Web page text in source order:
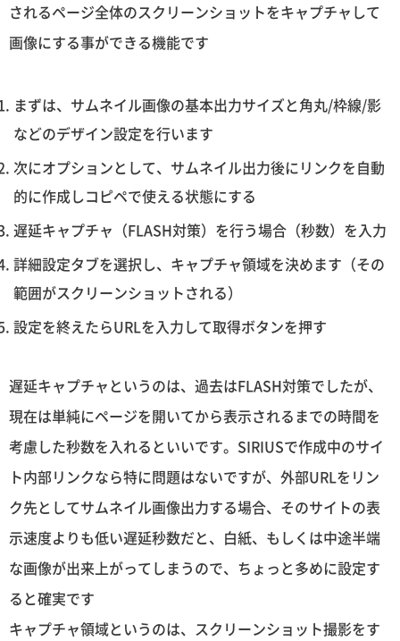
されるページ全体のスクリーンショットをキャプチャして
画像にする事ができる機能です
まずは、サムネイル画像の基本出力サイズと角丸/枠線/影
などのデザイン設定を行います
次にオプションとして、サムネイル出力後にリンクを自動
的に作成しコピペで使える状態にする
遅延キャプチャ（FLASH対策）を行う場合（秒数）を入力
詳細設定タブを選択し、キャプチャ領域を決めます（その
範囲がスクリーンショットされる）
設定を終えたらURLを入力して取得ボタンを押す
遅延キャプチャというのは、過去はFLASH対策でしたが、
現在は単純にページを開いてから表示されるまでの時間を
考慮した秒数を入れるといいです。SIRIUSで作成中のサイ
ト内部リンクなら特に問題はないですが、外部URLをリン
ク先としてサムネイル画像出力する場合、そのサイトの表
示速度よりも低い遅延秒数だと、白紙、もしくは中途半端
な画像が出来上がってしまうので、ちょっと多めに設定す
ると確実です
キャプチャ領域というのは、スクリーンショット撮影をす